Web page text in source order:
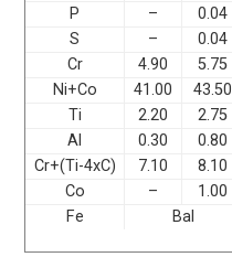
P
–
0.04
S
–
0.04
Cr
4.90
5.75
Ni+Co
41.00
43.50
Ti
2.20
2.75
Al
0.30
0.80
Cr+(Ti-4xC)
7.10
8.10
Co
–
1.00
Fe
Bal